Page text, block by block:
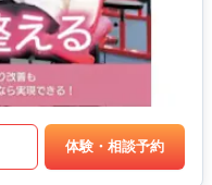
体験・相談予約